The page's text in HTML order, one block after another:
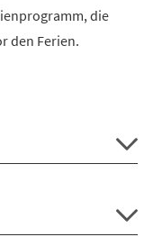
die
den Ferien.